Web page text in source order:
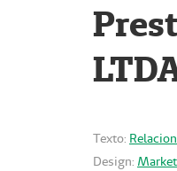
Texto:
Design: